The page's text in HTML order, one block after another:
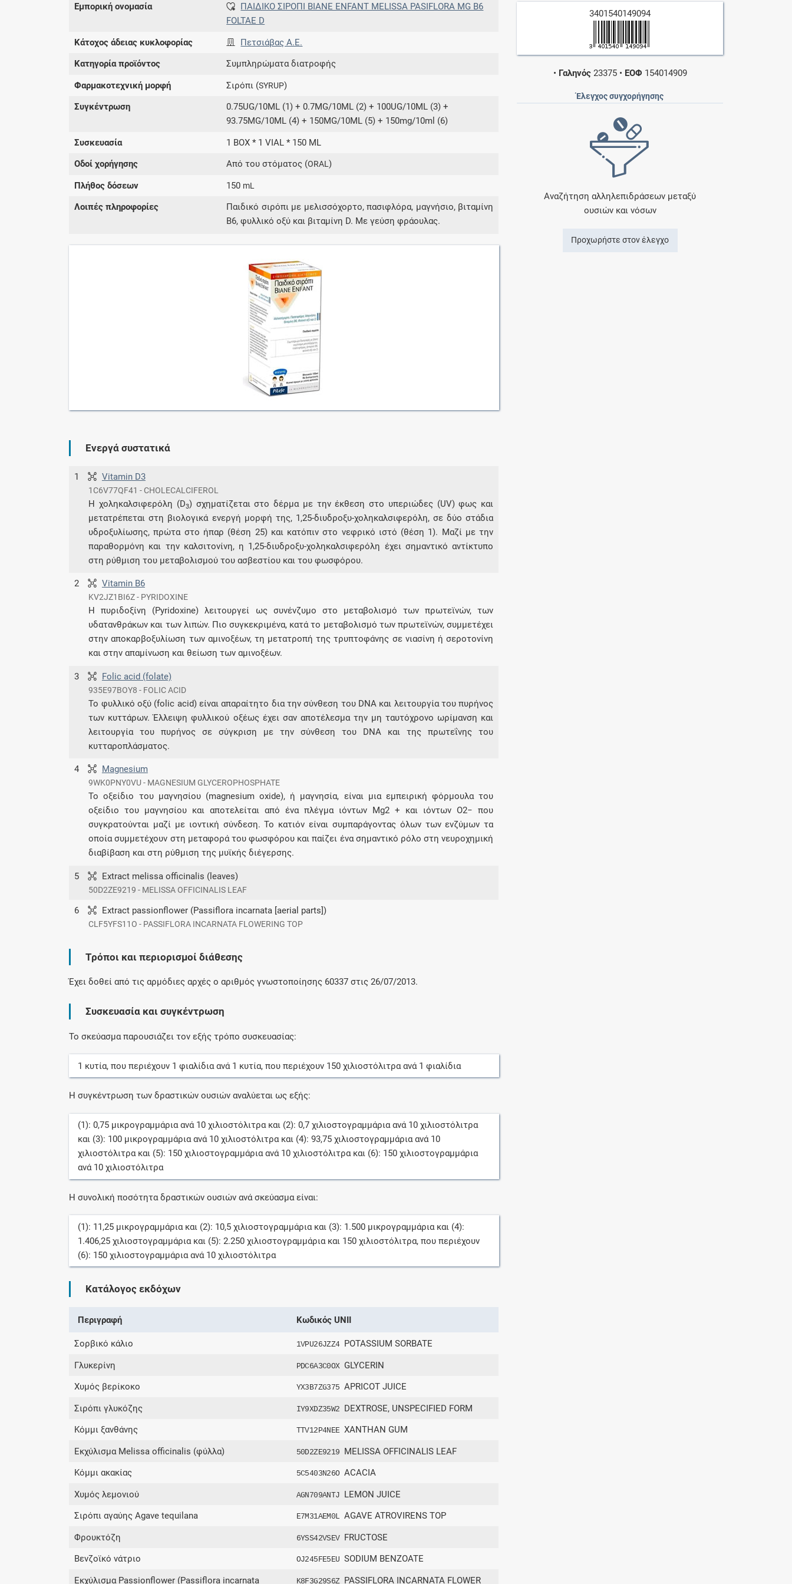
Μάθετε περισσότερα για τα οφέλη και τις
Μοιραζόμαστε μαζί σας γεγονότα της
πορείας του Galinos.gr από το 2011 μέχρι
Εμπορική ονομασία
ΠΑΙΔΙΚΟ ΣΙΡΟΠΙ ΒΙΑΝΕ ENFANT MELISSA PASIFLORA MG B6
FOLTAE D
Κάτοχος άδειας κυκλοφορίας Πετσιάβας Α.Ε.
Κατηγορία προϊόντος Συμπληρώματα διατροφής
Φαρμακοτεχνική μορφή Σιρόπι (SYRUP)
Συγκέντρωση
0.75UG/10ML (1) + 0.7MG/10ML (2) + 100UG/10ML (3) +
93.75MG/10ML (4) + 150MG/10ML (5) + 150mg/10ml (6)
Συσκευασία 1 BOX * 1 VIAL * 150 ML
Οδοί χορήγησης Από του στόματος (ORAL)
Πλήθος δόσεων 150 mL
Λοιπές πληροφορίες
Παιδικό σιρόπι με μελισσόχορτο, πασιφλόρα, μαγνήσιο, βιταμίνη
Β6, φυλλικό οξύ και βιταμίνη D. Με γεύση φράουλας.
3401540149094
• Γαληνός23375 • ΕΟΦ 154014909
Έλεγχος συγχορήγησης
Αναζήτηση αλληλεπιδράσεων μεταξύ
ουσιών και νόσων
Προχωρήστε στον έλεγχο
Ενεργά συστατικά
1 Vitamin D3
1C6V77QF41 - CHOLECALCIFEROL
Η χοληκαλσιφερόλη (D3) σχηματίζεται στο δέρμα με την έκθεση στο υπεριώδες (UV) φως και
μετατρέπεται στη βιολογικά ενεργή μορφή της, 1,25-διυδροξυ-χοληκαλσιφερόλη, σε δύο στάδια
υδροξυλίωσης, πρώτα στο ήπαρ (θέση 25) και κατόπιν στο νεφρικό ιστό (θέση 1). Μαζί με την
παραθορμόνη και την καλσιτονίνη, η 1,25-διυδροξυ-χοληκαλσιφερόλη έχει σημαντικό αντίκτυπο
στη ρύθμιση του μεταβολισμού του ασβεστίου και του φωσφόρου.
2 Vitamin B6
KV2JZ1BI6Z - PYRIDOXINE
Η πυριδοξίνη (Pyridoxine) λειτουργεί ως συνένζυμο στο μεταβολισμό των πρωτεϊνών, των
υδατανθράκων και των λιπών. Πιο συγκεκριμένα, κατά το μεταβολισμό των πρωτεϊνών, συμμετέχει
στην αποκαρβοξυλίωση των αμινοξέων, τη μετατροπή της τρυπτοφάνης σε νιασίνη ή σεροτονίνη
και στην απαμίνωση και θείωση των αμινοξέων.
3 Folic acid (folate)
935E97BOY8 - FOLIC ACID
Το φυλλικό οξύ (folic acid) είναι απαραίτητο δια την σύνθεση του DNA και λειτουργία του πυρήνος
των κυττάρων. Έλλειψη φυλλικού οξέως έχει σαν αποτέλεσμα την μη ταυτόχρονο ωρίμανση και
λειτουργία του πυρήνος σε σύγκριση με την σύνθεση του DNA και της πρωτεΐνης του
κυτταροπλάσματος.
4 Magnesium
9WK0PNY0VU - MAGNESIUM GLYCEROPHOSPHATE
Το οξείδιο του μαγνησίου (magnesium oxide), ή μαγνησία, είναι μια εμπειρική φόρμουλα του
οξείδιο του μαγνησίου και αποτελείται από ένα πλέγμα ιόντων Mg2 + και ιόντων O2− που
συγκρατούνται μαζί με ιοντική σύνδεση. Το κατιόν είναι συμπαράγοντας όλων των ενζύμων τα
οποία συμμετέχουν στη μεταφορά του φωσφόρου και παίζει ένα σημαντικό ρόλο στη νευροχημική
διαβίβαση και στη ρύθμιση της μυϊκής διέγερσης.
5 Extract melissa officinalis (leaves)
50D2ZE9219 - MELISSA OFFICINALIS LEAF
6 Extract passionflower (Passiflora incarnata [aerial parts])
CLF5YFS11O - PASSIFLORA INCARNATA FLOWERING TOP
Τρόποι και περιορισμοί διάθεσης
Έχει δοθεί από τις αρμόδιες αρχές ο αριθμός γνωστοποίησης 60337 στις 26/07/2013.
Συσκευασία και συγκέντρωση
Το σκεύασμα παρουσιάζει τον εξής τρόπο συσκευασίας:
1 κυτία, που περιέχουν 1 φιαλίδιαανά 1 κυτία, που περιέχουν 150 χιλιοστόλιτραανά 1 φιαλίδια
Η συγκέντρωση των δραστικών ουσιών αναλύεται ως εξής:
(1):0,75 μικρογραμμάριαανά 10 χιλιοστόλιτρακαι (2):0,7 χιλιοστογραμμάριαανά 10 χιλιοστόλιτρα
και (3): 100 μικρογραμμάριαανά 10 χιλιοστόλιτρακαι (4):93,75 χιλιοστογραμμάριαανά 10
χιλιοστόλιτρακαι (5): 150 χιλιοστογραμμάριαανά 10 χιλιοστόλιτρακαι (6): 150 χιλιοστογραμμάρια
ανά 10 χιλιοστόλιτρα
Η συνολική ποσότητα δραστικών ουσιών ανά σκεύασμα είναι:
(1): 11,25 μικρογραμμάριακαι (2): 10,5 χιλιοστογραμμάριακαι (3): 1.500 μικρογραμμάριακαι (4):
1.406,25 χιλιοστογραμμάριακαι (5):2.250 χιλιοστογραμμάριακαι 150 χιλιοστόλιτρα, που περιέχουν
(6): 150 χιλιοστογραμμάριαανά 10 χιλιοστόλιτρα
Κατάλογος εκδόχων
Περιγραφή Κωδικός UNII
Σορβικό κάλιο 1VPU26JZZ4 POTASSIUM SORBATE
Γλυκερίνη PDC6A3C0OX GLYCERIN
Χυμός βερίκοκο YX3B7ZG375 APRICOT JUICE
Σιρόπι γλυκόζης IY9XDZ35W2 DEXTROSE, UNSPECIFIED FORM
Κόμμι ξανθάνης TTV12P4NEE XANTHAN GUM
Εκχύλισμα Melissa officinalis (φύλλα) 50D2ZE9219 MELISSA OFFICINALIS LEAF
Κόμμι ακακίας 5C5403N26O ACACIA
Χυμός λεμονιού AGN709ANTJ LEMON JUICE
Σιρόπι αγαύης Agave tequilana E7M31AEM0L AGAVE ATROVIRENS TOP
Φρουκτόζη 6YSS42VSEV FRUCTOSE
Βενζοϊκό νάτριο OJ245FE5EU SODIUM BENZOATE
Εκχύλισμα Passionflower (Passiflora incarnata K8F3G29S6Z PASSIFLORA INCARNATA FLOWER